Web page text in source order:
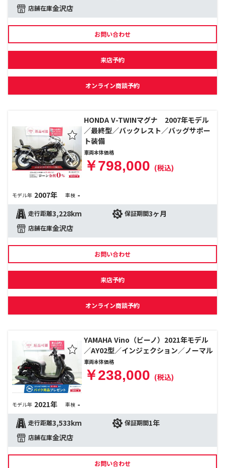
店舗在庫金沢店
お問い合わせ
来店予約
オンライン商談予約
HONDA V-TWINマグナ 2007年モデル
／最終型／バックレスト／バッグサポー
ト装備
車両本体価格
￥798,000 (税込)
モデル年 2007年 車検 -
走行距離3,228km 保証期間3ヶ月
店舗在庫金沢店
お問い合わせ
来店予約
オンライン商談予約
YAMAHA Vino（ビーノ）2021年モデル
／AY02型／インジェクション／ノーマル
車両本体価格
￥238,000 (税込)
モデル年 2021年 車検 -
走行距離3,533km 保証期間1年
店舗在庫金沢店
お問い合わせ